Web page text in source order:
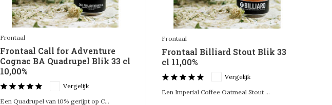
Frontaal
Frontaal Call for Adventure
Cognac BA Quadrupel Blik 33 cl
10,00%
Vergelijk
Een Quadrupel van 10% gerijpt op C...
Frontaal
Frontaal Billiard Stout Blik 33
cl 11,00%
Vergelijk
Een Imperial Coffee Oatmeal Stout ...